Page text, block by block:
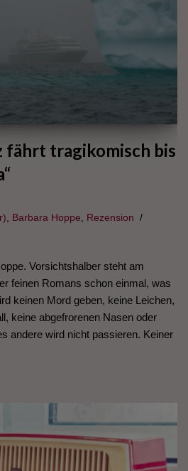
fährt tragikomisch bis
Barbara Hoppe
Rezension
Vorsichtshalber steht am
feinen Romans schon einmal, was
keinen Mord geben, keine Leichen,
keine abgefrorenen Nasen oder
andere wird nicht passieren. Keiner